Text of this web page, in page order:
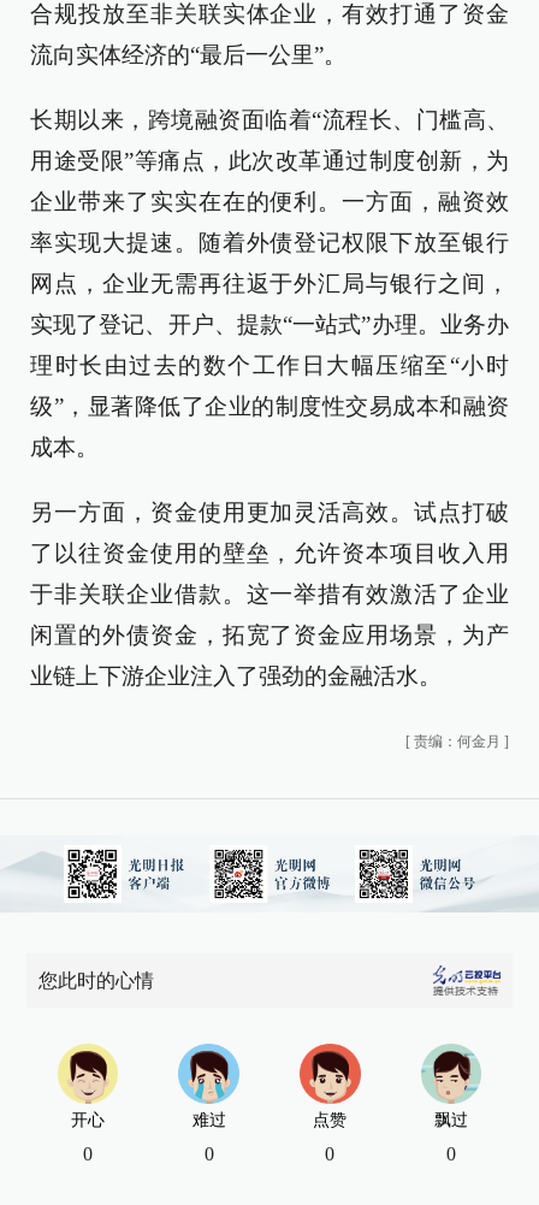
合规投放至非关联实体企业，有效打通了资金
流向实体经济的“最后一公里”。
长期以来，跨境融资面临着“流程长、门槛高、
用途受限”等痛点，此次改革通过制度创新，为
企业带来了实实在在的便利。一方面，融资效
率实现大提速。随着外债登记权限下放至银行
网点，企业无需再往返于外汇局与银行之间，
实现了登记、开户、提款“一站式”办理。业务办
理时长由过去的数个工作日大幅压缩至“小时
级”，显著降低了企业的制度性交易成本和融资
成本。
另一方面，资金使用更加灵活高效。试点打破
了以往资金使用的壁垒，允许资本项目收入用
于非关联企业借款。这一举措有效激活了企业
闲置的外债资金，拓宽了资金应用场景，为产
业链上下游企业注入了强劲的金融活水。
[ 责编：何金月 ]
您此时的心情
开心
0
难过
0
点赞
0
飘过
0